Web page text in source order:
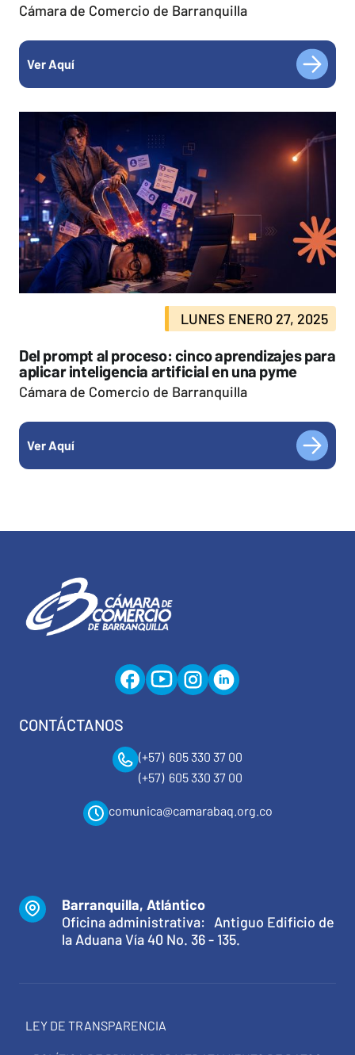
Cámara de Comercio de Barranquilla
Ver Aquí
LUNES ENERO 27, 2025
Del prompt al proceso: cinco aprendizajes para
aplicar inteligencia artificial en una pyme
Cámara de Comercio de Barranquilla
Ver Aquí
CONTÁCTANOS
(+57) 605 330 37 00
(+57) 605 330 37 00
comunica@camarabaq.org.co
Barranquilla, Atlántico
Oficina administrativa: Antiguo Edificio de
la Aduana Vía 40 No. 36 - 135.
LEY DE TRANSPARENCIA